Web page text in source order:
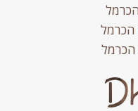
הכרמל